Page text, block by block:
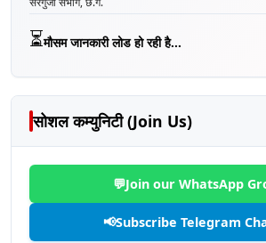
⏳मौसम जानकारी लोड हो रही है...
सोशल कम्युनिटी (Join Us)
💬Join our WhatsApp
📢Subscribe Telegram